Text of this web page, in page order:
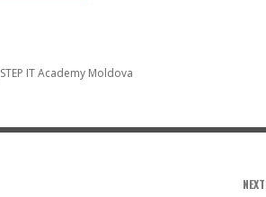
STEP IT Academy Moldova
NEXT